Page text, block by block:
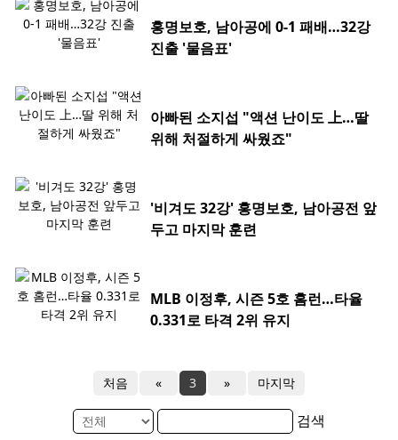
홍명보호, 남아공에 0-1 패배…32강
진출 '물음표'
아빠된 소지섭 "액션 난이도 上…딸
위해 처절하게 싸웠죠"
'비겨도 32강' 홍명보호, 남아공전 앞
두고 마지막 훈련
MLB 이정후, 시즌 5호 홈런…타율
0.331로 타격 2위 유지
처음 « 3 » 마지막
검색